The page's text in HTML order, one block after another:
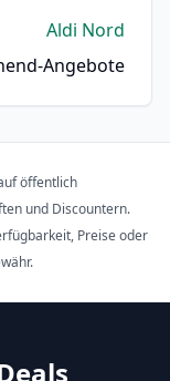
Aldi Nord
Angebote
öffentlich
und Discountern.
Preise oder